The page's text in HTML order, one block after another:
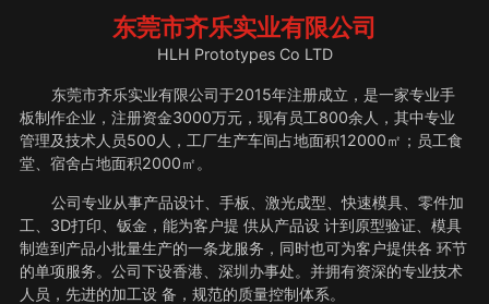
东莞市齐乐实业有限公司
HLH Prototypes Co LTD
东莞市齐乐实业有限公司于2015年注册成立，是一家专业手
板制作企业，注册资金3000万元，现有员工800余人，其中专业
管理及技术人员500人，工厂生产车间占地面积12000㎡；员工食
堂、宿舍占地面积2000㎡。
公司专业从事产品设计、手板、激光成型、快速模具、零件加
工、3D打印、钣金，能为客户提 供从产品设 计到原型验证、模具
制造到产品小批量生产的一条龙服务，同时也可为客户提供各 环节
的单项服务。公司下设香港、深圳办事处。并拥有资深的专业技术
人员，先进的加工设 备，规范的质量控制体系。